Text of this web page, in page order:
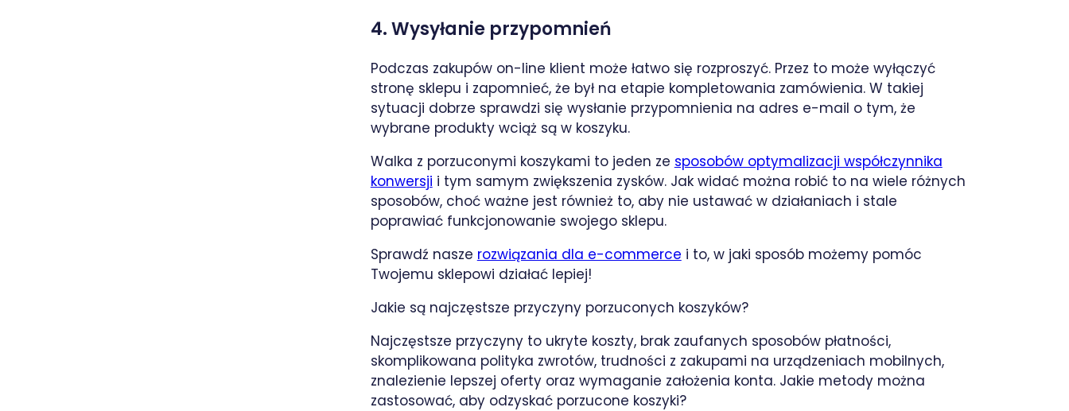
4. Wysyłanie przypomnień
Podczas zakupów on-line klient może łatwo się rozproszyć. Przez to może wyłączyć
stronę sklepu i zapomnieć, że był na etapie kompletowania zamówienia. W takiej
sytuacji dobrze sprawdzi się wysłanie przypomnienia na adres e-mail o tym, że
wybrane produkty wciąż są w koszyku.
Walka z porzuconymi koszykami to jeden ze sposobów optymalizacji współczynnika
konwersji i tym samym zwiększenia zysków. Jak widać można robić to na wiele różnych
sposobów, choć ważne jest również to, aby nie ustawać w działaniach i stale
poprawiać funkcjonowanie swojego sklepu.
Sprawdź nasze rozwiązania dla e-commerce i to, w jaki sposób możemy pomóc
Twojemu sklepowi działać lepiej!
Jakie są najczęstsze przyczyny porzuconych koszyków?
Najczęstsze przyczyny to ukryte koszty, brak zaufanych sposobów płatności,
skomplikowana polityka zwrotów, trudności z zakupami na urządzeniach mobilnych,
znalezienie lepszej oferty oraz wymaganie założenia konta. Jakie metody można
zastosować, aby odzyskać porzucone koszyki?